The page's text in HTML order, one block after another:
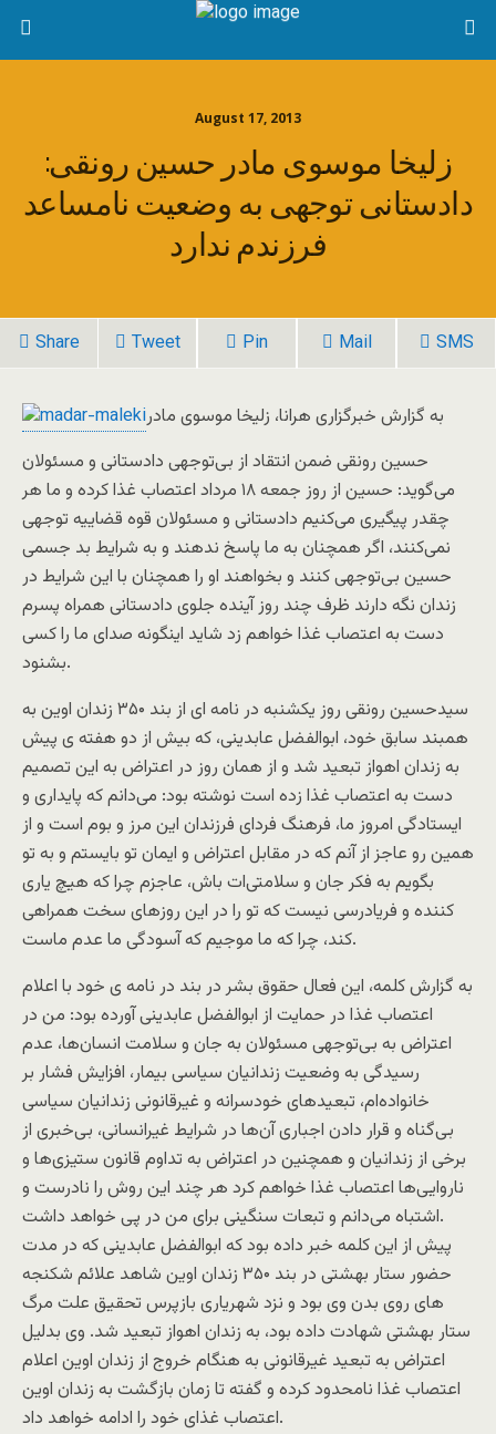
August 17, 2013
زلیخا موسوی مادر حسین رونقی:
دادستانی توجهی به وضعیت نامساعد
فرزندم ندارد
Share Tweet Pin Mail SMS
به گزارش خبرگزاری هرانا، زلیخا موسوی مادر
حسین رونقی ضمن انتقاد از بی‌توجهی دادستانی و مسئولان
می‌گوید: حسین از روز جمعه ۱۸ مرداد اعتصاب غذا کرده و ما هر
چقدر پیگیری می‌کنیم دادستانی و مسئولان قوه قضاییه توجهی
نمی‌کنند، اگر همچنان به ما پاسخ ندهند و به شرایط بد جسمی
حسین بی‌توجهی کنند و بخواهند او را همچنان با این شرایط در
زندان نگه دارند ظرف چند روز آینده جلوی دادستانی همراه پسرم
دست به اعتصاب غذا خواهم زد شاید اینگونه صدای ما را کسی
بشنود.
سیدحسین رونقی روز یکشنبه در نامه ای از بند ۳۵۰ زندان اوین به
همبند سابق خود، ابوالفضل عابدینی، که بیش از دو هفته ی پیش
به زندان اهواز تبعید شد و از همان روز در اعتراض به این تصمیم
دست به اعتصاب غذا زده است نوشته بود: می‌دانم که پایداری و
ایستادگی امروز ما، فرهنگ فردای فرزندان این مرز و بوم است و از
همین رو عاجز از آنم که در مقابل اعتراض و ایمان تو بایستم و به تو
بگویم به فکر جان و سلامتی‌ات باش، عاجزم چرا که هیچ یاری
کننده و فریادرسی نیست که تو را در این روزهای سخت همراهی
کند، چرا که ما موجیم که آسودگی ما عدم ماست.
به گزارش کلمه، این فعال حقوق بشر در بند در نامه ی خود با اعلام
اعتصاب غذا در حمایت از ابوالفضل عابدینی آورده بود: من در
اعتراض به بی‌توجهی مسئولان به جان و سلامت انسان‌ها، عدم
رسیدگی به وضعیت زندانیان سیاسی بیمار، افزایش فشار بر
خانواده‌ام، تبعیدهای خودسرانه و غیرقانونی زندانیان سیاسی
بی‌گناه و قرار دادن اجباری آن‌ها در شرایط غیرانسانی، بی‌خبری از
برخی از زندانیان و همچنین در اعتراض به تداوم قانون ستیزی‌ها و
ناروایی‌ها اعتصاب غذا خواهم کرد هر چند این روش را نادرست و
اشتباه می‌دانم و تبعات سنگینی برای من در پی خواهد داشت.
پیش از این کلمه خبر داده بود که ابوالفضل عابدینی که در مدت
حضور ستار بهشتی در بند ۳۵۰ زندان اوین شاهد علائم شکنجه
های روی بدن وی بود و نزد شهریاری بازپرس تحقیق علت مرگ
ستار بهشتی شهادت داده بود، به زندان اهواز تبعید شد. وی بدلیل
اعتراض به تبعید غیرقانونی به هنگام خروج از زندان اوین اعلام
اعتصاب غذا نامحدود کرده و گفته تا زمان بازگشت به زندان اوین
اعتصاب غذای خود را ادامه خواهد داد.